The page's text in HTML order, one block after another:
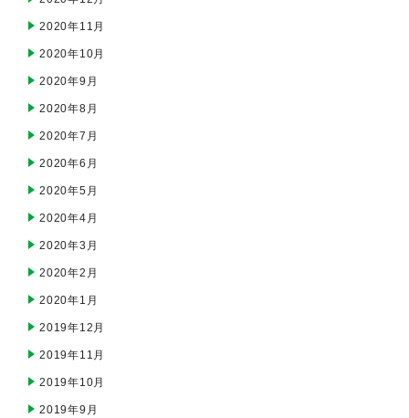
2020年11月
2020年10月
2020年9月
2020年8月
2020年7月
2020年6月
2020年5月
2020年4月
2020年3月
2020年2月
2020年1月
2019年12月
2019年11月
2019年10月
2019年9月